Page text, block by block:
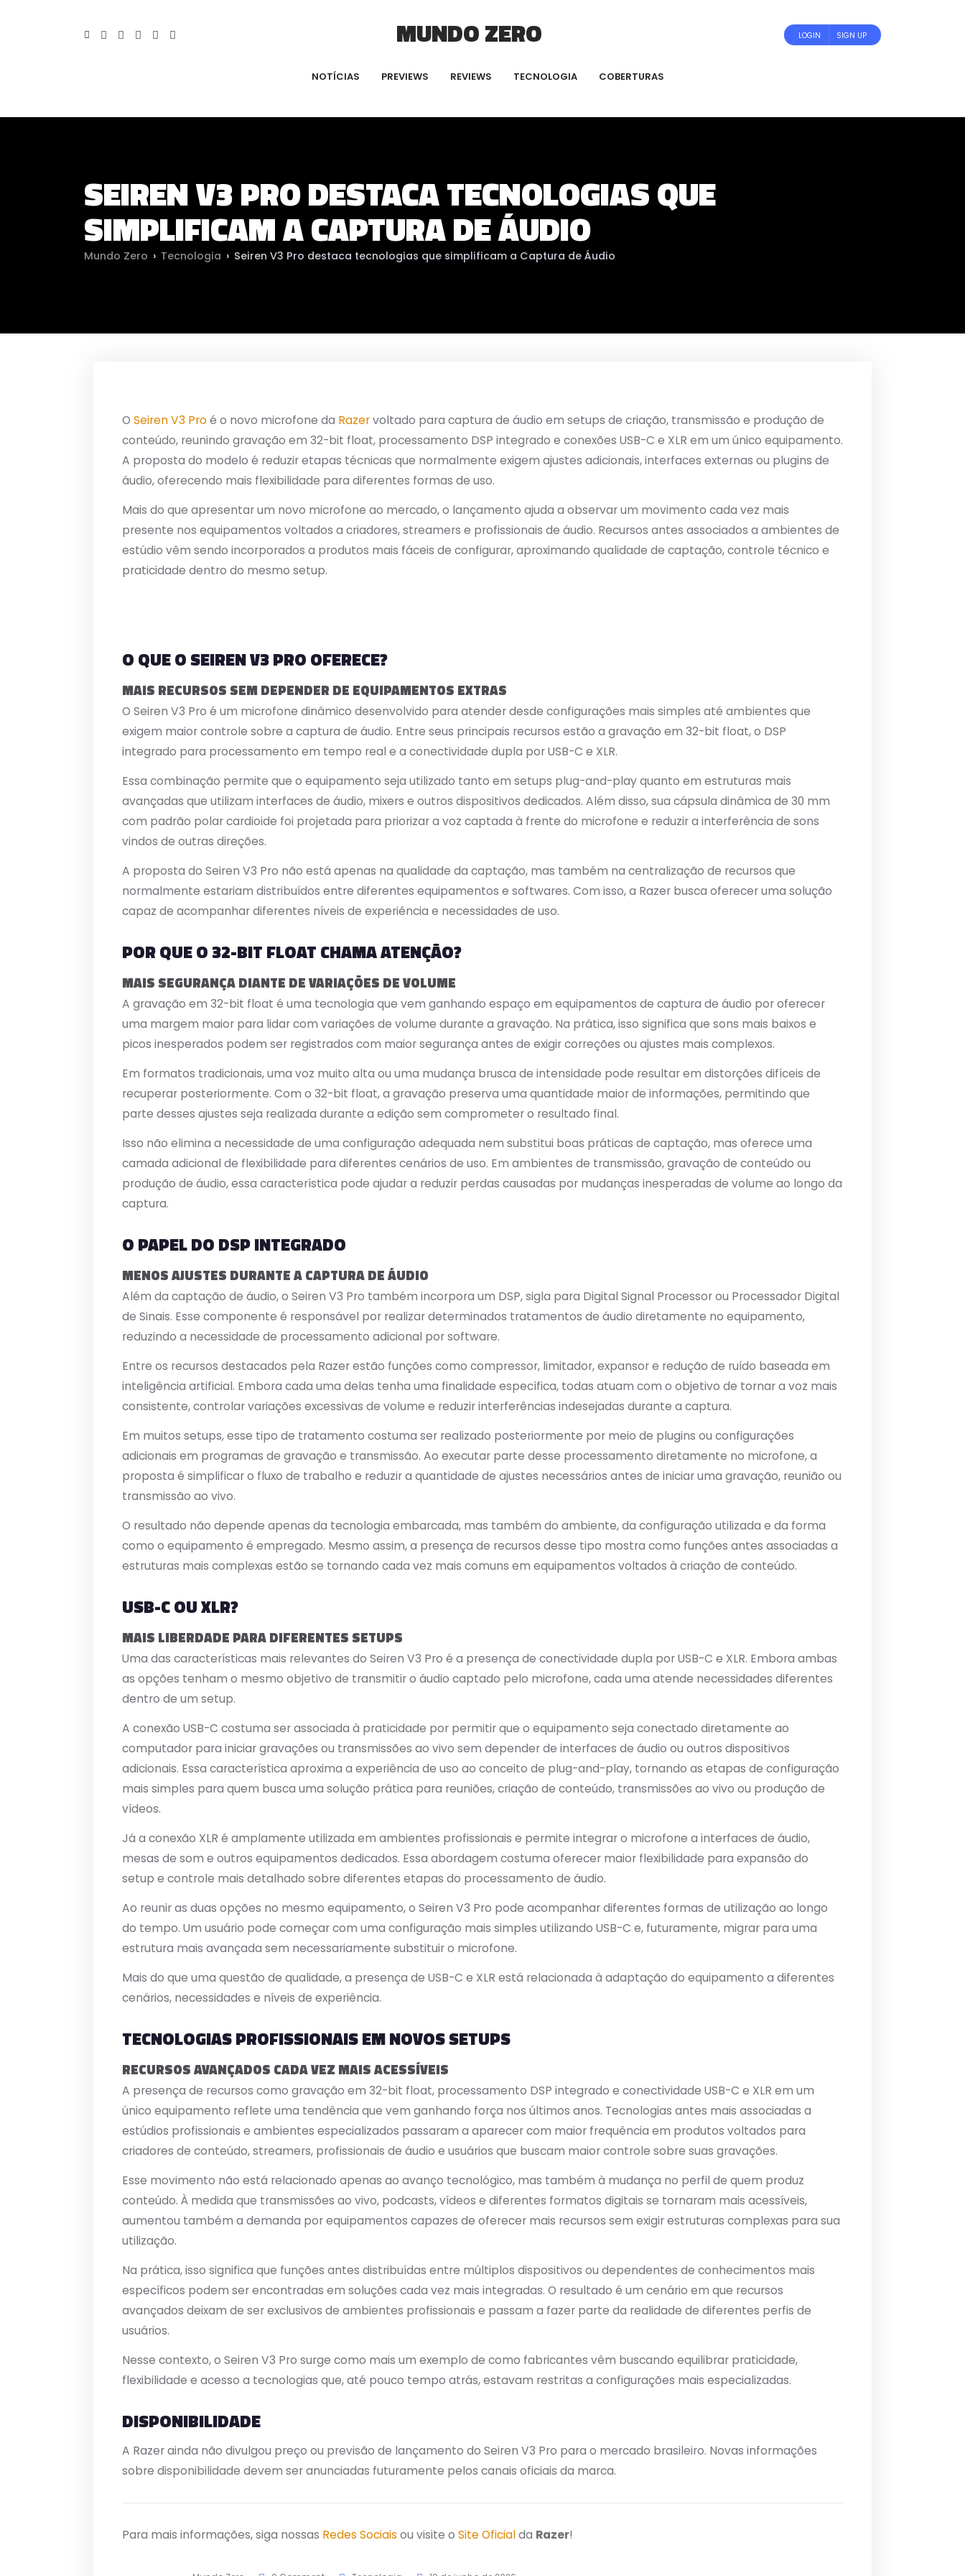
MUNDO ZERO LOGIN SIGN UP
NOTÍCIAS PREVIEWS REVIEWS TECNOLOGIA COBERTURAS
SEIREN V3 PRO DESTACA TECNOLOGIAS QUE
SIMPLIFICAM A CAPTURA DE ÁUDIO
Mundo Zero › Tecnologia › Seiren V3 Pro destaca tecnologias que simplificam a Captura de Áudio
O Seiren V3 Proé o novo microfone da Razervoltado para captura de áudio em setups de criação, transmissão e produção de
conteúdo, reunindo gravação em 32-bit float, processamento DSP integrado e conexões USB-C e XLR em um único equipamento.
A proposta do modelo é reduzir etapas técnicas que normalmente exigem ajustes adicionais, interfaces externas ou plugins de
áudio, oferecendo mais flexibilidade para diferentes formas de uso.
Mais do que apresentar um novo microfone ao mercado, o lançamento ajuda a observar um movimento cada vez mais
presente nos equipamentos voltados a criadores, streamers e profissionais de áudio. Recursos antes associados a ambientes de
estúdio vêm sendo incorporados a produtos mais fáceis de configurar, aproximando qualidade de captação, controle técnico e
praticidade dentro do mesmo setup.
O QUE O SEIREN V3 PRO OFERECE?
MAIS RECURSOS SEM DEPENDER DE EQUIPAMENTOS EXTRAS
O Seiren V3 Pro é um microfone dinâmico desenvolvido para atender desde configurações mais simples até ambientes que
exigem maior controle sobre a captura de áudio. Entre seus principais recursos estão a gravação em 32-bit float, o DSP
integrado para processamento em tempo real e a conectividade dupla por USB-C e XLR.
Essa combinação permite que o equipamento seja utilizado tanto em setups plug-and-play quanto em estruturas mais
avançadas que utilizam interfaces de áudio, mixers e outros dispositivos dedicados. Além disso, sua cápsula dinâmica de 30 mm
com padrão polar cardioide foi projetada para priorizar a voz captada à frente do microfone e reduzir a interferência de sons
vindos de outras direções.
A proposta do Seiren V3 Pro não está apenas na qualidade da captação, mas também na centralização de recursos que
normalmente estariam distribuídos entre diferentes equipamentos e softwares. Com isso, a Razer busca oferecer uma solução
capaz de acompanhar diferentes níveis de experiência e necessidades de uso.
POR QUE O 32-BIT FLOAT CHAMA ATENÇÃO?
MAIS SEGURANÇA DIANTE DE VARIAÇÕES DE VOLUME
A gravação em 32-bit float é uma tecnologia que vem ganhando espaço em equipamentos de captura de áudio por oferecer
uma margem maior para lidar com variações de volume durante a gravação. Na prática, isso significa que sons mais baixos e
picos inesperados podem ser registrados com maior segurança antes de exigir correções ou ajustes mais complexos.
Em formatos tradicionais, uma voz muito alta ou uma mudança brusca de intensidade pode resultar em distorções difíceis de
recuperar posteriormente. Com o 32-bit float, a gravação preserva uma quantidade maior de informações, permitindo que
parte desses ajustes seja realizada durante a edição sem comprometer o resultado final.
Isso não elimina a necessidade de uma configuração adequada nem substitui boas práticas de captação, mas oferece uma
camada adicional de flexibilidade para diferentes cenários de uso. Em ambientes de transmissão, gravação de conteúdo ou
produção de áudio, essa característica pode ajudar a reduzir perdas causadas por mudanças inesperadas de volume ao longo da
captura.
O PAPEL DO DSP INTEGRADO
MENOS AJUSTES DURANTE A CAPTURA DE ÁUDIO
Além da captação de áudio, o Seiren V3 Pro também incorpora um DSP, sigla para Digital Signal Processor ou Processador Digital
de Sinais. Esse componente é responsável por realizar determinados tratamentos de áudio diretamente no equipamento,
reduzindo a necessidade de processamento adicional por software.
Entre os recursos destacados pela Razer estão funções como compressor, limitador, expansor e redução de ruído baseada em
inteligência artificial. Embora cada uma delas tenha uma finalidade específica, todas atuam com o objetivo de tornar a voz mais
consistente, controlar variações excessivas de volume e reduzir interferências indesejadas durante a captura.
Em muitos setups, esse tipo de tratamento costuma ser realizado posteriormente por meio de plugins ou configurações
adicionais em programas de gravação e transmissão. Ao executar parte desse processamento diretamente no microfone, a
proposta é simplificar o fluxo de trabalho e reduzir a quantidade de ajustes necessários antes de iniciar uma gravação, reunião ou
transmissão ao vivo.
O resultado não depende apenas da tecnologia embarcada, mas também do ambiente, da configuração utilizada e da forma
como o equipamento é empregado. Mesmo assim, a presença de recursos desse tipo mostra como funções antes associadas a
estruturas mais complexas estão se tornando cada vez mais comuns em equipamentos voltados à criação de conteúdo.
USB-C OU XLR?
MAIS LIBERDADE PARA DIFERENTES SETUPS
Uma das características mais relevantes do Seiren V3 Pro é a presença de conectividade dupla por USB-C e XLR. Embora ambas
as opções tenham o mesmo objetivo de transmitir o áudio captado pelo microfone, cada uma atende necessidades diferentes
dentro de um setup.
A conexão USB-C costuma ser associada à praticidade por permitir que o equipamento seja conectado diretamente ao
computador para iniciar gravações ou transmissões ao vivo sem depender de interfaces de áudio ou outros dispositivos
adicionais. Essa característica aproxima a experiência de uso ao conceito de plug-and-play, tornando as etapas de configuração
mais simples para quem busca uma solução prática para reuniões, criação de conteúdo, transmissões ao vivo ou produção de
vídeos.
Já a conexão XLR é amplamente utilizada em ambientes profissionais e permite integrar o microfone a interfaces de áudio,
mesas de som e outros equipamentos dedicados. Essa abordagem costuma oferecer maior flexibilidade para expansão do
setup e controle mais detalhado sobre diferentes etapas do processamento de áudio.
Ao reunir as duas opções no mesmo equipamento, o Seiren V3 Pro pode acompanhar diferentes formas de utilização ao longo
do tempo. Um usuário pode começar com uma configuração mais simples utilizando USB-C e, futuramente, migrar para uma
estrutura mais avançada sem necessariamente substituir o microfone.
Mais do que uma questão de qualidade, a presença de USB-C e XLR está relacionada à adaptação do equipamento a diferentes
cenários, necessidades e níveis de experiência.
TECNOLOGIAS PROFISSIONAIS EM NOVOS SETUPS
RECURSOS AVANÇADOS CADA VEZ MAIS ACESSÍVEIS
A presença de recursos como gravação em 32-bit float, processamento DSP integrado e conectividade USB-C e XLR em um
único equipamento reflete uma tendência que vem ganhando força nos últimos anos. Tecnologias antes mais associadas a
estúdios profissionais e ambientes especializados passaram a aparecer com maior frequência em produtos voltados para
criadores de conteúdo, streamers, profissionais de áudio e usuários que buscam maior controle sobre suas gravações.
Esse movimento não está relacionado apenas ao avanço tecnológico, mas também à mudança no perfil de quem produz
conteúdo. À medida que transmissões ao vivo, podcasts, vídeos e diferentes formatos digitais se tornaram mais acessíveis,
aumentou também a demanda por equipamentos capazes de oferecer mais recursos sem exigir estruturas complexas para sua
utilização.
Na prática, isso significa que funções antes distribuídas entre múltiplos dispositivos ou dependentes de conhecimentos mais
específicos podem ser encontradas em soluções cada vez mais integradas. O resultado é um cenário em que recursos
avançados deixam de ser exclusivos de ambientes profissionais e passam a fazer parte da realidade de diferentes perfis de
usuários.
Nesse contexto, o Seiren V3 Pro surge como mais um exemplo de como fabricantes vêm buscando equilibrar praticidade,
flexibilidade e acesso a tecnologias que, até pouco tempo atrás, estavam restritas a configurações mais especializadas.
DISPONIBILIDADE
A Razer ainda não divulgou preço ou previsão de lançamento do Seiren V3 Pro para o mercado brasileiro. Novas informações
sobre disponibilidade devem ser anunciadas futuramente pelos canais oficiais da marca.
Para mais informações, siga nossas Redes Sociais ou visite o Site Oficialda Razer!